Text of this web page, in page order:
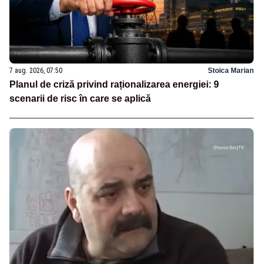
7 aug. 2026, 07:50 Stoica Marian
Planul de criză privind raționalizarea energiei: 9
scenarii de risc în care se aplică